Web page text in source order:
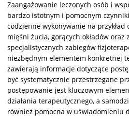
Zaangażowanie leczonych osób i
bardzo istotnym i pomocnym
codzienne wykonywanie na przykład
mięśni żucia, gorących okładów oraz
specjalistycznych zabiegów
niezbędnym elementem konkretnej
zawierają informacje dotyczące
być systematycznie przestrzegane
postępowanie jest kluczowym
działania terapeutycznego, a
również pomocna w uświadomieniu